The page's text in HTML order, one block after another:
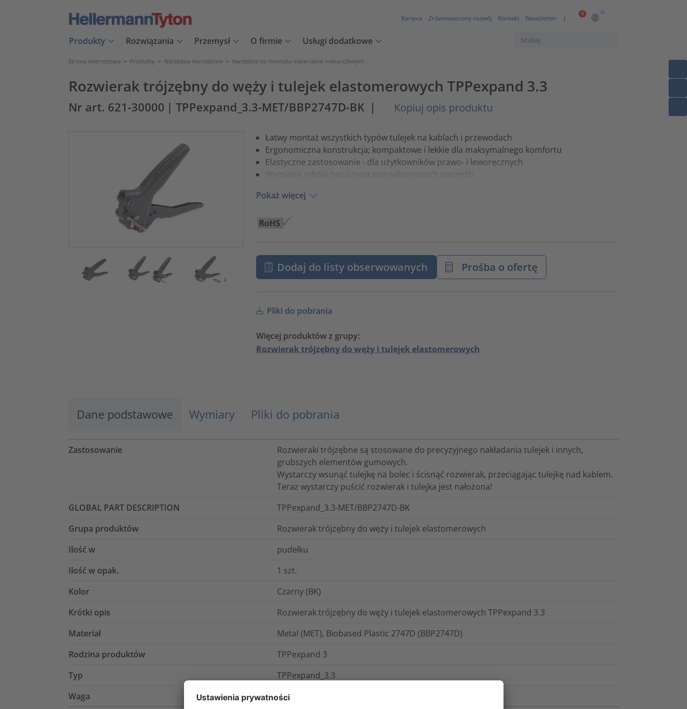
0 PL
Kariera Zrównoważony rozwój Kontakt Newsletter
Produkty Rozwiązania Przemysł O firmie Usługi dodatkowe
Strona internetowa > Produkty > Narzędzia montażowe > Narzędzia do montażu materiałów niekurczliwych
Rozwierak trójzębny do węży i tulejek elastomerowych TPPexpand 3.3
Nr art. 621-30000 | TPPexpand_3.3-MET/BBP2747D-BK | Kopiuj opis produktu
Łatwy montaż wszystkich typów tulejek na kablach i przewodach
Ergonomiczna konstrukcja; kompaktowe i lekkie dla maksymalnego komfortu
Elastyczne zastosowanie - dla użytkowników prawo- i leworęcznych
Wymiana zębów bez użycia specjalistycznych narzędzi
Pokaż więcej
Dodaj do listy obserwowanych Prośba o ofertę
Pliki do pobrania
Więcej produktów z grupy:
Rozwierak trójzębny do węży i tulejek elastomerowych
Dane podstawowe Wymiary Pliki do pobrania
Zastosowanie
Rozwieraki trójzębne są stosowane do precyzyjnego nakładania tulejek i innych,
grubszych elementów gumowych.
Wystarczy wsunąć tulejkę na bolec i ścisnąć rozwierak, przeciągając tulejkę nad kablem.
Teraz wystarczy puścić rozwierak i tulejka jest nałożona!
GLOBAL PART DESCRIPTION
TPPexpand_3.3-MET/BBP2747D-BK
Grupa produktów
Rozwierak trójzębny do węży i tulejek elastomerowych
Ilość w
pudełku
Ilość w opak.
1 szt.
Kolor
Czarny (BK)
Krótki opis
Rozwierak trójzębny do węży i tulejek elastomerowych TPPexpand 3.3
Materiał
Metal (MET), Biobased Plastic 2747D (BBP2747D)
Rodzina produktów
TPPexpand 3
Typ
TPPexpand_3.3
Waga
0.102